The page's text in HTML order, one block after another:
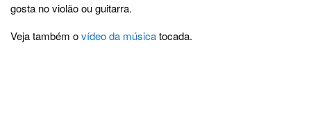
gosta no violão ou guitarra.
Veja também ovídeo da músicatocada.